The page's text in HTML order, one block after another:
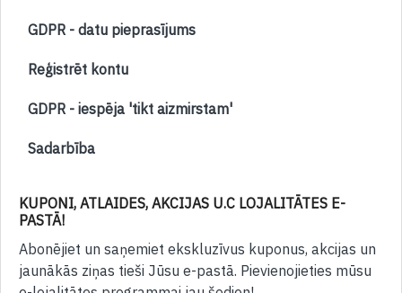
GDPR - datu pieprasījums
Reģistrēt kontu
GDPR - iespēja 'tikt aizmirstam'
Sadarbība
KUPONI, ATLAIDES, AKCIJAS U.C LOJALITĀTES E-
PASTĀ!
Abonējiet un saņemiet ekskluzīvus kuponus, akcijas un
jaunākās ziņas tieši Jūsu e-pastā. Pievienojieties mūsu